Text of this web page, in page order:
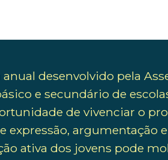
desenvolvido pela
e secundário de
de vivenciar o
argumentação
ativa dos jovens pode